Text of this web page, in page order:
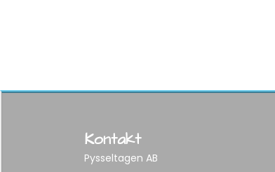
Kontakt
Pysseltagen AB